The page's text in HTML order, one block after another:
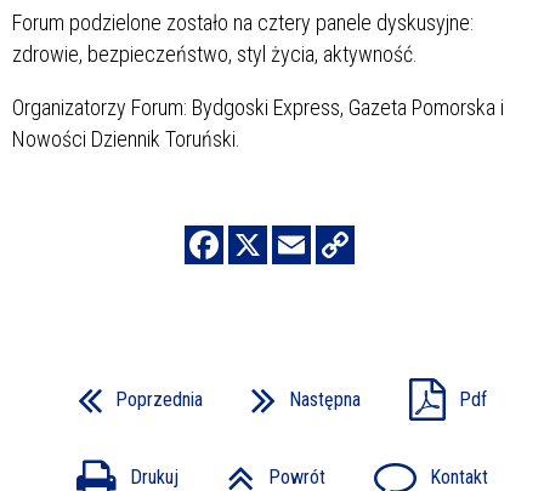
Forum podzielone zostało na cztery panele dyskusyjne:
zdrowie, bezpieczeństwo, styl życia, aktywność.
Organizatorzy Forum: Bydgoski Express, Gazeta Pomorska i
Nowości Dziennik Toruński.
Poprzednia Następna Pdf
Drukuj Powrót Kontakt